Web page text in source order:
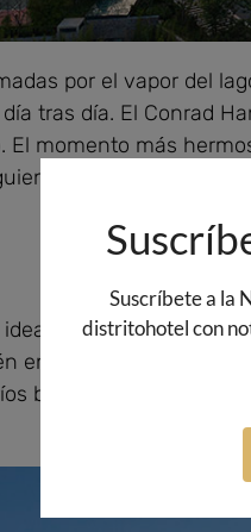
por el vapor del
tras día. El Conrad
momento más
las suaves
de «explorar el
en cómo ocultar el
bajo el cielo azul
Suscríbete a la
distritohotel con